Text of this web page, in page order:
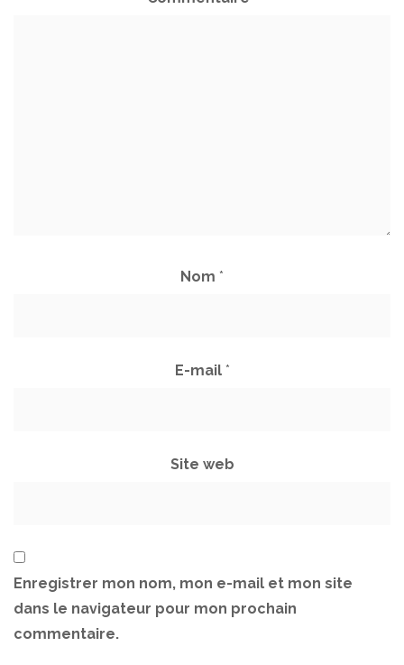
Nom *
E-mail *
Site web
Enregistrer mon nom, mon e-mail et mon site
dans le navigateur pour mon prochain
commentaire.